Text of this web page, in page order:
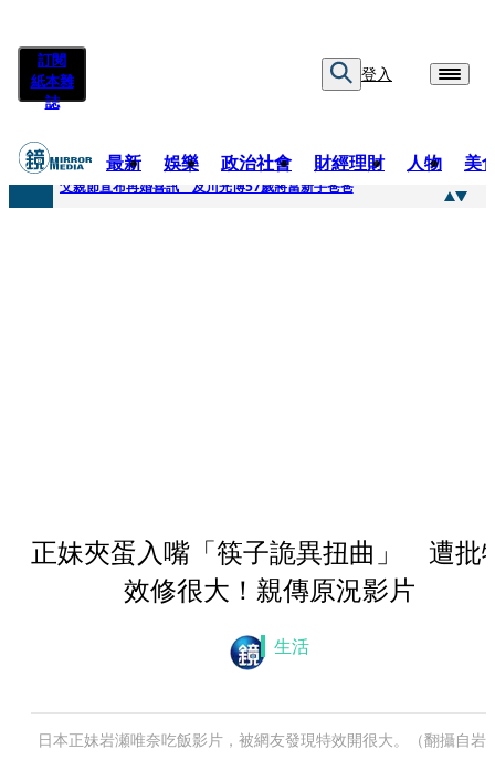
訂閱
紙本雜
誌
登入
最新 娛樂 政治社會 財經理財 人物 美
快訊
父親節宣布再婚喜訊 及川光博57歲將當新手爸爸
正妹夾蛋入嘴「筷子詭異扭曲」 遭批
效修很大！親傳原況影片
生活
日本正妹岩瀬唯奈吃飯影片，被網友發現特效開很大。（翻攝自岩